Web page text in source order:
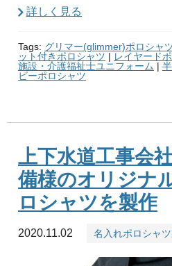
詳しく見る
Tags: グリマー(glimmer)ポロシャ
ット付きポロシャツ | レイヤード
施設・介護福祉士ユニフォーム |
ビーポロシャツ
上下水道工事会
備様のオリジナ
ロシャツを製作
2020.11.02 名入れポロシャ